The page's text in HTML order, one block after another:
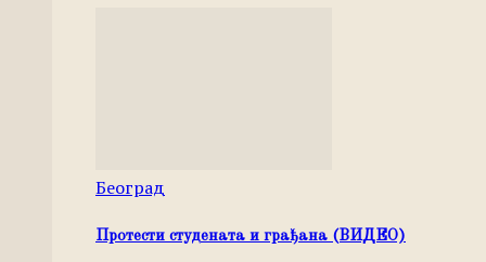
Београд
Протести студената и грађана (ВИДЕО)